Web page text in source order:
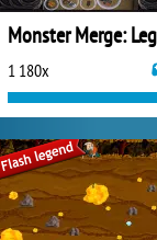
1 180x